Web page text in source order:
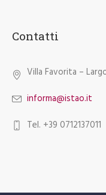
Contatti
Villa Favorita –
informa@istao.it
Tel. +39 0712137011